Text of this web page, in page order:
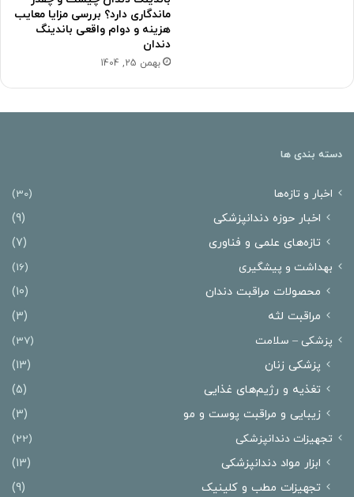
ماندگاری دارد؟ بررسی مزایا معایب
هزینه و دوام واقعی باندینگ
دندان
بهمن 25, 1404
دسته بندی ها
اخبار و تازه‌ها (30)
اخبار حوزه دندانپزشکی
(9)
تازه‌های علمی و فناوری
(7)
بهداشت و پیشگیری (16)
محصولات مراقبت دندان
(10)
مراقبت لثه
(3)
پزشکی – سلامت (37)
پزشکی زنان
(13)
تغذیه و رژیم‌های غذایی
(5)
زیبایی و مراقبت پوست و مو
(3)
تجهیزات دندانپزشکی (22)
ابزار مواد دندانپزشکی
(13)
تجهیزات مطب و کلینیک
(9)